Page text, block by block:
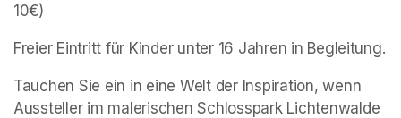
10€)
Freier Eintritt für Kinder unter 16 Jahren in Begleitung.
Tauchen Sie ein in eine Welt der Inspiration, wenn
Aussteller im malerischen Schlosspark Lichtenwalde